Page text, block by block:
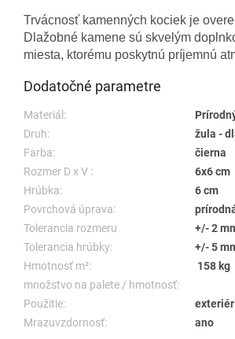
Trvácnosť kamenných kociek je
Dlažobné kamene sú skvelým
miesta, ktorému poskytnú príjemnú
Dodatočné parametre
Materiál:
Druh:
žula -
Farba:
čierna
Rozmer D x V :
6x6 cm
Hrúbka:
6 cm
Povrchová úprava:
Tolerancia rozmeru
+/- 2
Tolerancia hrúbky:
+/- 5
Hmotnosť m²:
158 kg
množstvo na palete / hmotnosť:
Použitie:
exteriér
Mrazuvzdornosť:
ano